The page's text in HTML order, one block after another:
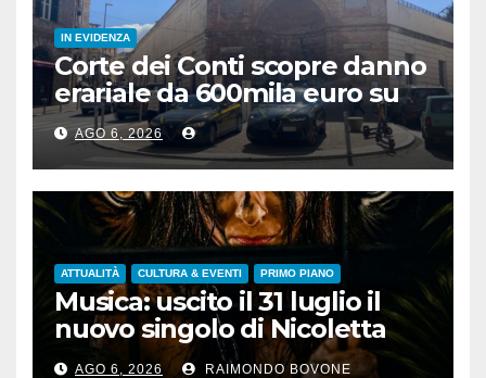
IN EVIDENZA
Corte dei Conti scopre danno
erariale da 600mila euro su
depuratori in Calabria
AGO 6, 2026
ATTUALITÀ CULTURA & EVENTI PRIMO PIANO
Musica: uscito il 31 luglio il
nuovo singolo di Nicoletta
Pedrini, ‘Giungla’
AGO 6, 2026 RAIMONDO BOVONE